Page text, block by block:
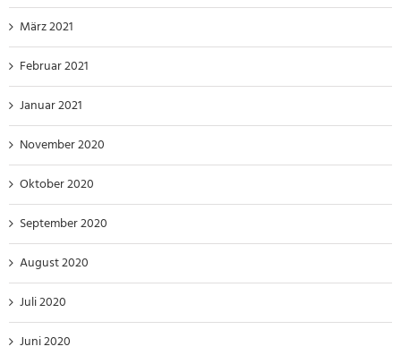
März 2021
Februar 2021
Januar 2021
November 2020
Oktober 2020
September 2020
August 2020
Juli 2020
Juni 2020